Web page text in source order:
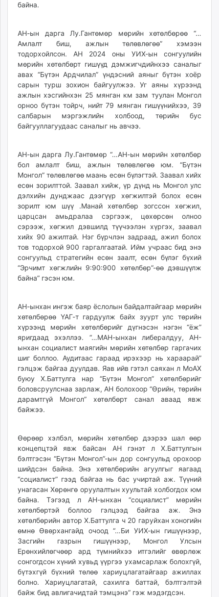
tumen.mn
times.mn
tvmongolia.mn
mass.mn
unegui.mn
toim.mn
tac.mn
paparazzi.mn
unread.today
байна.
АН-ын дарга Лу.Гантөмөр мөрийн хөтөлбөрөө “…
Амлалт биш, ажлын төлөвлөгөө” хэмээн
тодорхойлсон. АН 2024 оны УИХ-ын сонгуулийн
мөрийн хөтөлбөрт гишүүд дэмжигчдийнхээ саналыг
авах “Бүтэн Ардчилал” үндэсний аяныг бүтэн хоёр
сарын турш зохион байгуулжээ. Уг аяны хүрээнд
ажлын хэсгийнхэн 25 мянган км зам туулан Монгол
орноо бүтэн тойрч, нийт 79 мянган гишүүнийхээ, 39
салбарын мэргэжлийн холбоод, төрийн бус
байгууллагуудаас саналыг нь авчээ.
АН-ын дарга Лу.Гантөмөр “…АН-ын мөрийн хөтөлбөр
бол амлалт биш, ажлын төлөвлөгөө юм. “Бүтэн
Монгол” төлөвлөгөө маань есөн бүлэгтэй. Заавал хийх
есөн зорилттой. Заавал хийж, үр дүнд нь Монгол улс
дэлхийн дунджаас дээгүүр хөгжилтэй болох есөн
зорилт юм шүү .Манай хөтөлбөр зогссон хөгжил,
царцсан амьдралаа сэргээж, цөхөрсөн олноо
сэрээж, хөгжил дэвшилд түүчээлэн хүргэх, заавал
хийх 90 ажилтай. Нэг бүрчлэн задраад, ажил болох
тов тодорхой 900 гаргалгаатай. Ийм учраас бид энэ
сонгуульд стратегийн есөн заалт, есөн бүлэг бүхий
“Эрчимт хөгжлийн 9:90:900 хөтөлбөр”-өө дэвшүүлж
байна” гэсэн юм.
АН-ынхан ингэж баяр ёслолын байдалтайгаар мөрийн
хөтөлбөрөө ҮАГ-т гардуулж байх зуурт улс төрийн
хүрээнд мөрийн хөтөлбөрийг дүгнэсэн нэгэн “ёж”
яригдаад эхэллээ. “…МАН-ынхан либералдуу, АН-
ынхан социалист маягийн мөрийн хөтөлбөр гаргачих
шиг боллоо. Аудитаас гараад ирэхээр нь хараарай”
гэлцэж байгаа дуулдав. Яав ийв гэтэл саяхан л МоАХ
буюу Х.Баттулга нар “Бүтэн Монгол” хөтөлбөрийг
боловсруулснаа зарлаж, АН болохоор “Өрийн, төрийн
дарамтгүй Монгол” хөтөлбөрт санал аваад явж
байжээ.
Өөрөөр хэлбэл, мөрийн хөтөлбөр дээрээ шал өөр
концепцтэй явж байсан АН гэнэт л Х.Баттулгын
бэлтгэсэн “Бүтэн Монгол”-ын дор сонгуульд орохоор
шийдсэн байна. Энэ хөтөлбөрийн агуулгыг яагаад
“социалист” гээд байгаа нь бас учиртай аж. Түүний
унагасан Хөрөнгө оруулалтын хуультай холбогдох юм
байна. Тэгээд л АН-ынхан “социалист” мөрийн
хөтөлбөртэй боллоо гэлцээд байгаа аж. Энэ
хөтөлбөрийн автор Х.Баттулга ч 20 гаруйхан хоногийн
өмнө Өвөрхангайд очоод “…Би УИХ-ын гишүүнээр,
Засгийн газрын гишүүнээр, Монгол Улсын
Ерөнхийлөгчөөр ард түмнийхээ итгэлийг өвөрлөж
сонгогдсон хүний хувьд үүргээ ухамсарлаж болохгүй,
бүтэхгүй бүхний төлөө хариуцлагатайгаар ажиллах
болно. Хариуцлагатай, сахилга баттай, бэлтгэлтэй
байж бид авлигачидтай тэмцэнэ” гэж мэдэгдсэн.